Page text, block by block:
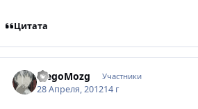
Цитата
MegoMozg Участники
28 Апреля, 201214 г